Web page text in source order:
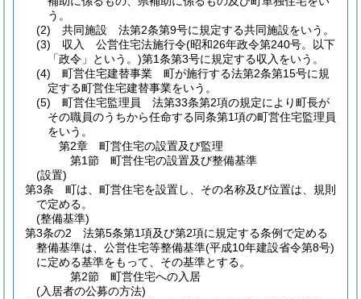
う。
(2)
共同施設 法第2条第9号に規定する共同施設をいう。
(3)
収入 公営住宅法施行令(昭和26年政令第240号。以下
「政令」という。)第1条第3号に規定する収入をいう。
(4)
町営住宅建替事業 町が施行する法第2条第15号に規
定する町営住宅建替事業をいう。
(5)
町営住宅監理員 法第33条第2項の規定により町長が
その職員のうちから任命する同条第1項の町営住宅監理員
をいう。
第2章
町営住宅の設置及び監理
第1節
町営住宅の設置及び整備基準
(設置)
第3条
町は、町営住宅を設置し、その名称及び位置は、規則
で定める。
(整備基準)
第3条の2
法第5条第1項及び第2項に規定する条例で定める
整備基準は、公営住宅等整備基準(平成10年建設省令第8号)
に定める基準をもって、その基準とする。
第2節
町営住宅への入居
(入居者の公募の方法)